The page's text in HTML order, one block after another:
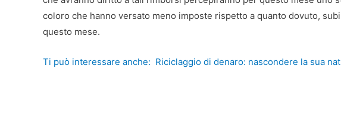
coloro che hanno versato meno imposte rispetto a quanto dovuto,
questo mese.
Ti può interessare anche: Riciclaggio di denaro: nascondere la sua